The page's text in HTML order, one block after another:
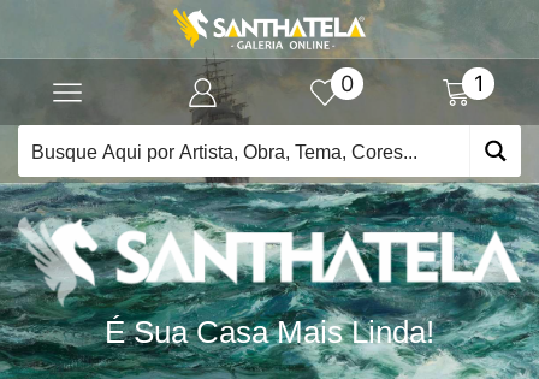
0 1
É Sua Casa Mais Linda!